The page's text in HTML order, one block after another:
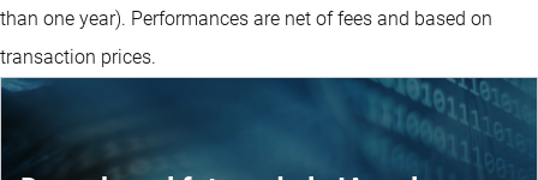
than one year). Performances are net of fees and based on
transaction prices.